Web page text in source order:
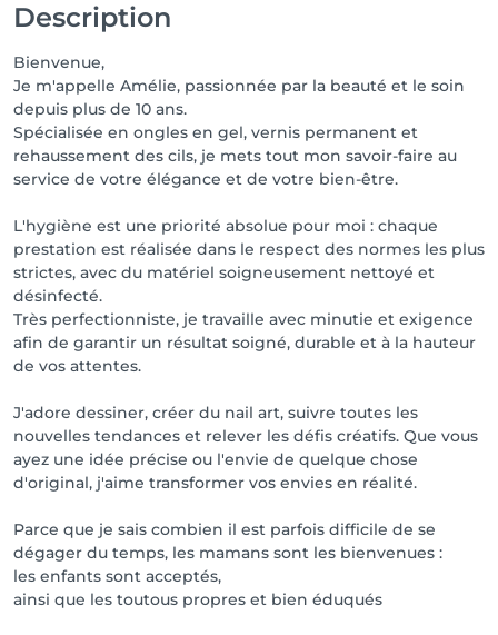
Description
Bienvenue,
Je m'appelle Amélie, passionnée par la beauté et le soin
depuis plus de 10 ans.
Spécialisée en ongles en gel, vernis permanent et
rehaussement des cils, je mets tout mon savoir-faire au
service de votre élégance et de votre bien-être.
L'hygiène est une priorité absolue pour moi : chaque
prestation est réalisée dans le respect des normes les plus
strictes, avec du matériel soigneusement nettoyé et
désinfecté.
Très perfectionniste, je travaille avec minutie et exigence
afin de garantir un résultat soigné, durable et à la hauteur
de vos attentes.
J'adore dessiner, créer du nail art, suivre toutes les
nouvelles tendances et relever les défis créatifs. Que vous
ayez une idée précise ou l'envie de quelque chose
d'original, j'aime transformer vos envies en réalité.
Parce que je sais combien il est parfois difficile de se
dégager du temps, les mamans sont les bienvenues :
les enfants sont acceptés,
ainsi que les toutous propres et bien éduqués